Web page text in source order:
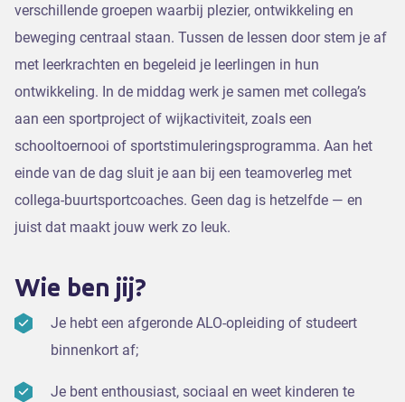
verschillende groepen waarbij plezier, ontwikkeling en
beweging centraal staan. Tussen de lessen door stem je af
met leerkrachten en begeleid je leerlingen in hun
ontwikkeling. In de middag werk je samen met collega’s
aan een sportproject of wijkactiviteit, zoals een
schooltoernooi of sportstimuleringsprogramma. Aan het
einde van de dag sluit je aan bij een teamoverleg met
collega-buurtsportcoaches. Geen dag is hetzelfde — en
juist dat maakt jouw werk zo leuk.
Wie ben jij?
Je hebt een afgeronde ALO-opleiding of studeert
binnenkort af;
Je bent enthousiast, sociaal en weet kinderen te